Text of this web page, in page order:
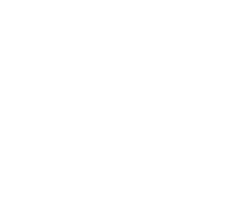
的活动和精神刺激，非常